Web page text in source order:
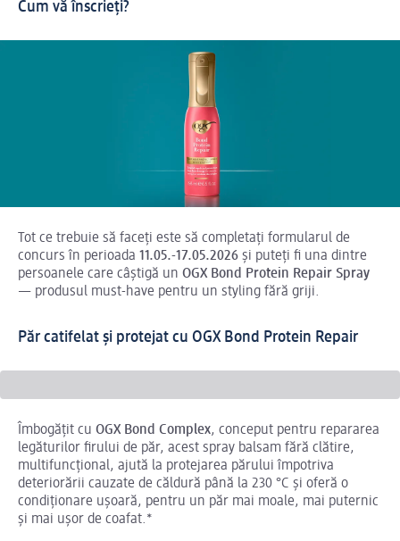
Cum vă înscrieți?
Tot ce trebuie să faceți este să completați formularul de
concurs în perioada 11.05.-17.05.2026 și puteți fi una dintre
persoanele care câștigă un OGX Bond Protein Repair Spray
— produsul must-have pentru un styling fără griji.
Păr catifelat și protejat cu OGX Bond Protein Repair
Îmbogățit cu OGX Bond Complex, conceput pentru repararea
legăturilor firului de păr, acest spray balsam fără clătire,
multifuncțional, ajută la protejarea părului împotriva
deteriorării cauzate de căldură până la 230 °C și oferă o
condiționare ușoară, pentru un păr mai moale, mai puternic
și mai ușor de coafat.*